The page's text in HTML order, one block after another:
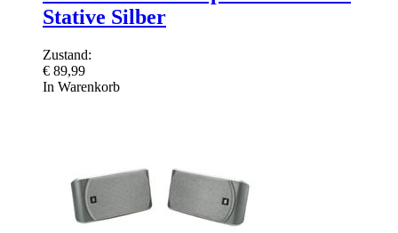
Stative Silber
Zustand:
€ 89,99
In Warenkorb